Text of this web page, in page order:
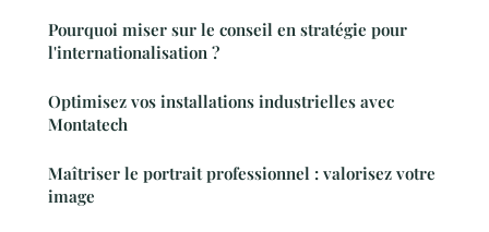
Pourquoi miser sur le conseil en stratégie pour
l'internationalisation ?
Optimisez vos installations industrielles avec
Montatech
Maîtriser le portrait professionnel : valorisez votre
image